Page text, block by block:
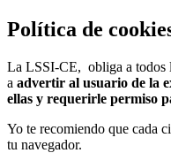
Política de
La LSSI-CE, obliga a todos
a advertir al usuario de la
ellas y requerirle permiso
Yo te recomiendo que cada
tu navegador.